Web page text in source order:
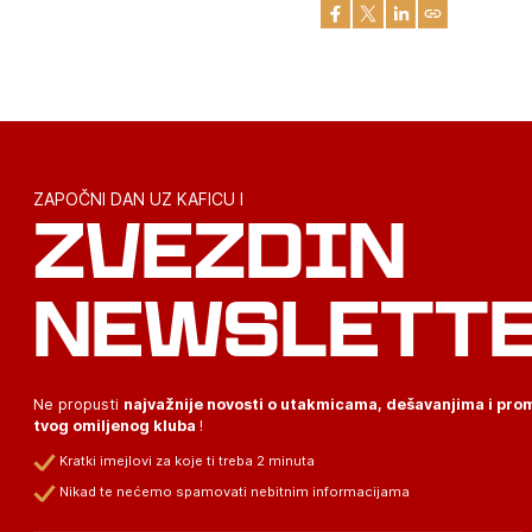
ZAPOČNI DAN UZ KAFICU I
ZVEZDIN
Ne propusti najvažnije novosti o utakmicama, dešavanjima i
tvog omiljenog kluba !
Kratki imejlovi za koje ti treba 2 minuta
Nikad te nećemo spamovati nebitnim informacijama